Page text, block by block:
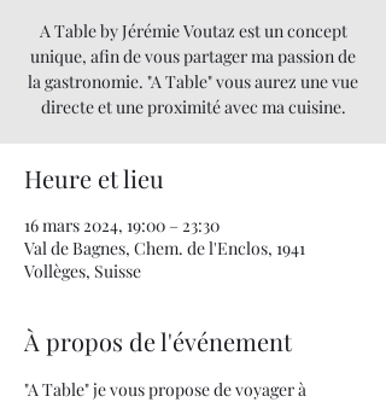
A Table by Jérémie Voutaz est un concept
unique, afin de vous partager ma passion de
la gastronomie. "A Table" vous aurez une vue
directe et une proximité avec ma cuisine.
Heure et lieu
16 mars 2024, 19:00 – 23:30
Val de Bagnes, Chem. de l'Enclos, 1941
Vollèges, Suisse
À propos de l'événement
"A Table" je vous propose de voyager à